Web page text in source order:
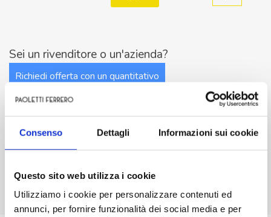
Consenso Dettagli Informazioni sui cookie
Questo sito web utilizza i cookie
Utilizziamo i cookie per personalizzare contenuti ed
annunci, per fornire funzionalità dei social media e per
posizioni
ON-
OFF
circuito
stampato
2.54mm
quantità
Sei un rivenditore o un'azienda?
Richiedi offerta con un quantitativo
Descrizione
Richiedi info sul prodotto